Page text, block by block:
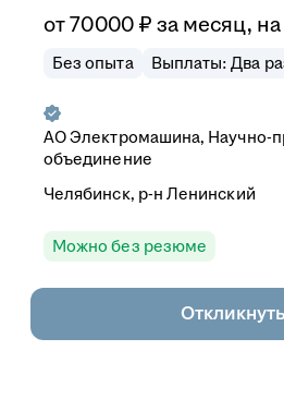
от70 000 ₽ за месяц,
Без опыта Выплаты: Два
АОЭлектромашина, Научно-
объединение
Челябинск, р-н Ленинский
Можно без резюме